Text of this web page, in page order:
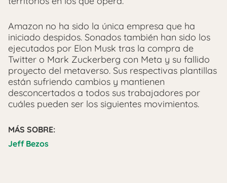
Amazon no ha sido la única empresa que ha
iniciado despidos. Sonados también han sido los
ejecutados por Elon Musk tras la compra de
Twitter o Mark Zuckerberg con Meta y su fallido
proyecto del metaverso. Sus respectivas plantillas
están sufriendo cambios y mantienen
desconcertados a todos sus trabajadores por
cuáles pueden ser los siguientes movimientos.
MÁS SOBRE:
Jeff Bezos